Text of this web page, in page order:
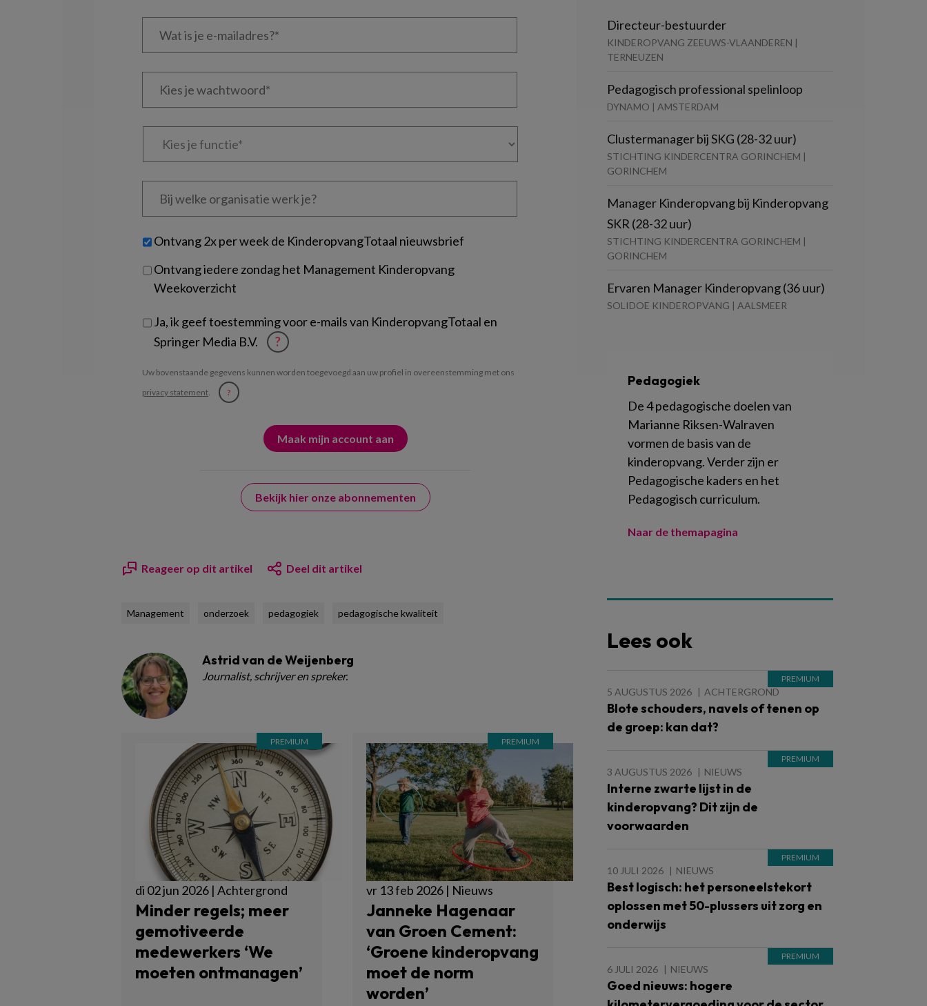
Wat
Kies
Kies
Bij
welke
je?
Untitled
Ontvang 2x per week de KinderopvangTotaal nieuwsbrief
Ontvang iedere zondag het Management Kinderopvang
Weekoverzicht
Ja, ik geef toestemming voor e-mails van KinderopvangTotaal en
Springer Media B.V.
?
Uw bovenstaande gegevens kunnen worden toegevoegd aan uw profiel in overeenstemming met ons
privacy statement. ?
Bekijk hier onze abonnementen
Reageer op dit artikel Deel dit artikel
Management onderzoek pedagogiek pedagogische kwaliteit
Astrid van de Weijenberg
Journalist, schrijver en spreker.
di 02 jun 2026 | Achtergrond
Minder regels; meer
gemotiveerde
medewerkers ‘We
moeten ontmanagen’
vr 13 feb 2026 | Nieuws
Janneke Hagenaar
van Groen Cement:
‘Groene kinderopvang
moet de norm
worden’
Directeur-bestuurder
KINDEROPVANG ZEEUWS-VLAANDEREN |
TERNEUZEN
Pedagogisch professional spelinloop
DYNAMO | AMSTERDAM
Clustermanager bij SKG (28-32 uur)
STICHTING KINDERCENTRA GORINCHEM |
GORINCHEM
Manager Kinderopvang bij Kinderopvang
SKR (28-32 uur)
STICHTING KINDERCENTRA GORINCHEM |
GORINCHEM
Ervaren Manager Kinderopvang (36 uur)
SOLIDOE KINDEROPVANG | AALSMEER
Pedagogiek
De 4 pedagogische doelen van
Marianne Riksen-Walraven
vormen de basis van de
kinderopvang. Verder zijn er
Pedagogische kaders en het
Pedagogisch curriculum.
Naar de themapagina
Lees ook
5 AUGUSTUS 2026 ACHTERGROND
Blote schouders, navels of tenen op
de groep: kan dat?
3 AUGUSTUS 2026 NIEUWS
Interne zwarte lijst in de
kinderopvang? Dit zijn de
voorwaarden
10 JULI 2026 NIEUWS
Best logisch: het personeelstekort
oplossen met 50-plussers uit zorg en
onderwijs
6 JULI 2026 NIEUWS
Goed nieuws: hogere